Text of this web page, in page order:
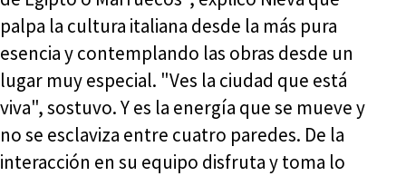
palpa la cultura italiana desde la más pura
esencia y contemplando las obras desde un
lugar muy especial. "Ves la ciudad que está
viva", sostuvo. Y es la energía que se mueve y
no se esclaviza entre cuatro paredes. De la
interacción en su equipo disfruta y toma lo